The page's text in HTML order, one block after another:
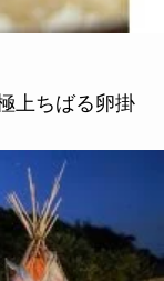
上ちばる卵掛